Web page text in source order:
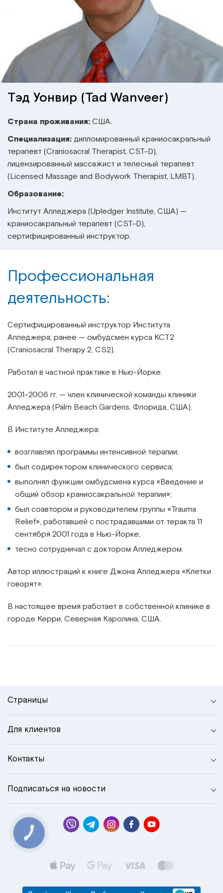
Тэд Уонвир (Tad Wanveer)
Страна проживания: США.
Специализация: дипломированный краниосакральный
терапевт (Craniosacral Therapist, CST-D),
лицензированный массажист и телесный терапевт
(Licensed Massage and Bodywork Therapist, LMBT).
Образование:
Институт Апледжера (Upledger Institute, США) —
краниосакральный терапевт (CST-D),
сертифицированный инструктор.
Профессиональная
деятельность:
Сертифицированный инструктор Института
Апледжера; ранее — омбудсмен курса КСТ2
(Craniosacral Therapy 2, CS2).
Работал в частной практике в Нью-Йорке.
2001–2006 гг. — член клинической команды клиники
Апледжера (Palm Beach Gardens, Флорида, США).
В Институте Апледжера:
возглавлял программы интенсивной терапии;
был содиректором клинического сервиса;
выполнял функции омбудсмена курса «Введение и
общий обзор краниосакральной терапии»;
был соавтором и руководителем группы «Trauma
Relief», работавшей с пострадавшими от теракта 11
сентября 2001 года в Нью-Йорке;
тесно сотрудничал с доктором Апледжером.
Автор иллюстраций к книге Джона Апледжера «Клетки
говорят».
В настоящее время работает в собственной клинике в
городе Керри, Северная Каролина, США.
Страницы
Для клиентов
Контакты
Подписаться на новости
Институт Апледжера
Институт Барраля
FAQ
Прикладная кинезиология
Кинезиотейпинг
Психология, психотерапия
Реабилитация
Эстетическая медицина
Остеопатические манипуляции по
Барралю
КНОПКА
СВЯЗИ